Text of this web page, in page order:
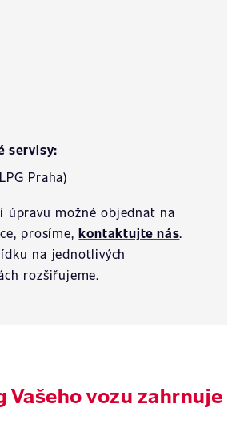
servisy:
Praha)
úpravu možné objednat na
prosíme,kontaktujte nás.
na jednotlivých
rozšiřujeme.
Vašeho vozu zahrnuje